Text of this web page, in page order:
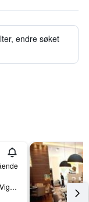
endre søket
Avenida Atlantida 106, Vigo, Galicia, Spania